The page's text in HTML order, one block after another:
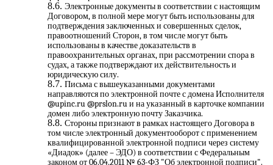
Электронные документы в соответствии с настоящим
Договором, в полной мере могут быть использованы для
подтверждения заключенных и совершенных сделок,
правоотношений Сторон, в том числе могут быть
использованы в качестве доказательств в
правоохранительных органах, при рассмотрении спора в
судах, а также подтверждают их действительность и
юридическую силу.
Письма с вышеуказанными документами
направляются по электронной почте с домена Исполнителя
@upinc.ru@prslon.ru и на указанный в карточке компании
домен либо электронную почту Заказчика.
Стороны признают в рамках настоящего Договора в
том числе электронный документооборот с применением
квалифицированной электронной подписи через систему
«Диадок» (далее – ЭДО) в соответствии с Федеральным
законом от 06.04.2011 № 63-ФЗ "Об электронной подписи".